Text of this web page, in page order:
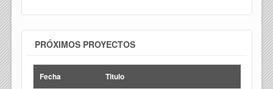
PRÓXIMOS PROYECTOS
Fecha Titulo